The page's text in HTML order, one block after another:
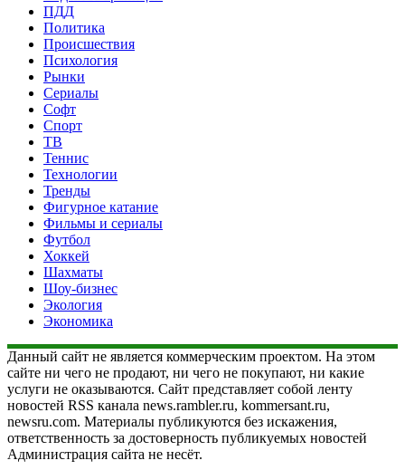
ПДД
Политика
Происшествия
Психология
Рынки
Сериалы
Софт
Спорт
ТВ
Теннис
Технологии
Тренды
Фигурное катание
Фильмы и сериалы
Футбол
Хоккей
Шахматы
Шоу-бизнес
Экология
Экономика
Данный сайт не является коммерческим проектом. На этом
сайте ни чего не продают, ни чего не покупают, ни какие
услуги не оказываются. Сайт представляет собой ленту
новостей RSS канала news.rambler.ru, kommersant.ru,
newsru.com. Материалы публикуются без искажения,
ответственность за достоверность публикуемых новостей
Администрация сайта не несёт.